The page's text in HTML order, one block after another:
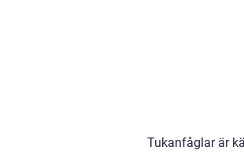
Tukanfåglar är